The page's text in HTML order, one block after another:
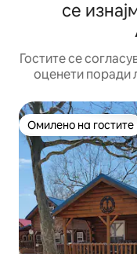
се
Гостите се
оценети поради
Омилено на гостите
Омилено на гостите